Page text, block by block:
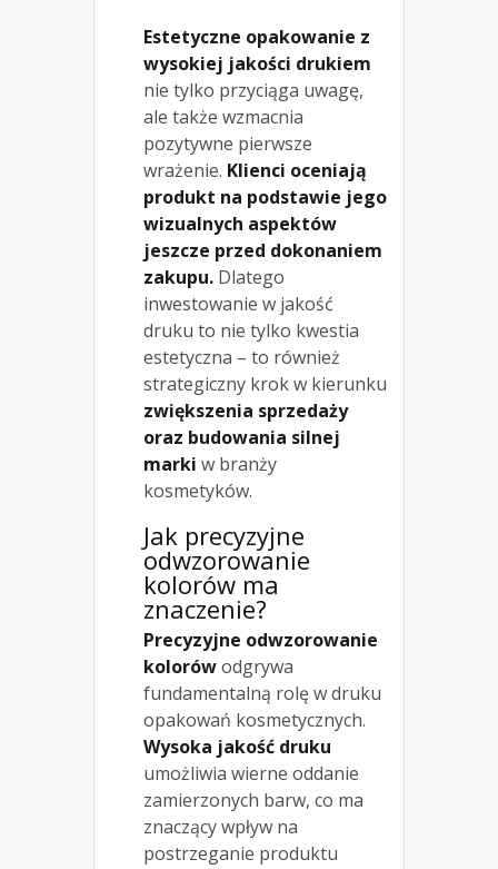
Estetyczne opakowanie z
wysokiej jakości drukiem
nie tylko przyciąga uwagę,
ale także wzmacnia
pozytywne pierwsze
wrażenie. Klienci oceniają
produkt na podstawie jego
wizualnych aspektów
jeszcze przed dokonaniem
zakupu. Dlatego
inwestowanie w jakość
druku to nie tylko kwestia
estetyczna – to również
strategiczny krok w kierunku
zwiększenia sprzedaży
oraz budowania silnej
marki w branży
kosmetyków.
Jak precyzyjne
odwzorowanie
kolorów ma
znaczenie?
Precyzyjne odwzorowanie
kolorówodgrywa
fundamentalną rolę w druku
opakowań kosmetycznych.
Wysoka jakość druku
umożliwia wierne oddanie
zamierzonych barw, co ma
znaczący wpływ na
postrzeganie produktu